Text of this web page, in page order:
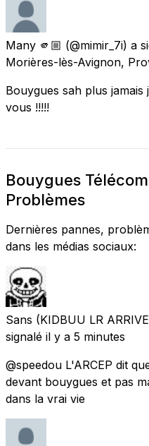
Many 🫵🏼 (@mimir_7i) a
Morières-lès-Avignon,
Bouygues sah plus
vous !!!!!
Bouygues
Problèmes
Dernières pannes,
dans les médias sociaux:
Sans (KIDBUU LR
signalé il y a 5 minutes
@speedou L'ARCEP dit
devant bouygues et pas
dans la vrai vie